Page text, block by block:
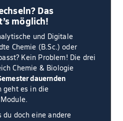
Das
möglich!
und Digitale
Chemie (B.Sc.) oder
Kein Problem! Die drei
Chemie & Biologie
dauernden
geht es in die
du doch eine andere